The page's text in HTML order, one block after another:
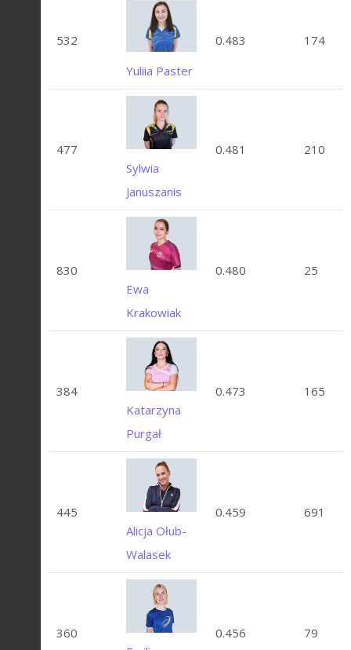
532
Yuliia Paster
0.483 174
477
Sylwia
Januszanis
0.481 210
830
Ewa
Krakowiak
0.480 25
384
Katarzyna
Purgał
0.473 165
445
Alicja Ołub-
Walasek
0.459 691
360
0.456 79